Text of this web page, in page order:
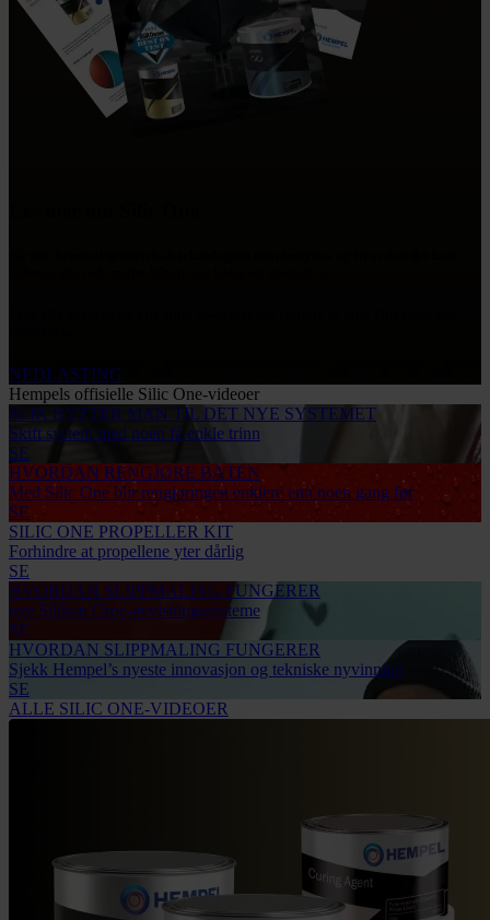
NEDLASTING
Hempels offisielle Silic One-videoer
SLIK BYTTER MAN TIL DET NYE SYSTEMET
Skift system med noen få enkle trinn
SE
HVORDAN RENGJØRE BÅTEN
Med Silic One blir rengjøringen enklere enn noen gang før
SE
SILIC ONE PROPELLER KIT
Forhindre at propellene yter dårlig
SE
HVORDAN SLIPPMALING FUNGERER
nye Silikon Groe-avvisningssysteme
SE
HVORDAN SLIPPMALING FUNGERER
Sjekk Hempel’s nyeste innovasjon og tekniske nyvinning
SE
ALLE SILIC ONE-VIDEOER